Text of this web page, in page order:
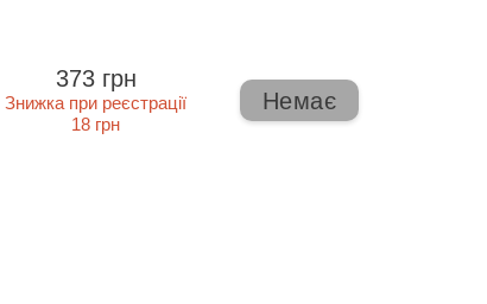
373 грн
Знижка при реєстрації
18 грн
Немає